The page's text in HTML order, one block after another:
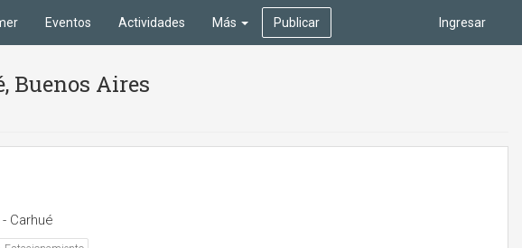
Ingresar
Eventos Actividades Más Publicar
Buenos Aires
Carhué